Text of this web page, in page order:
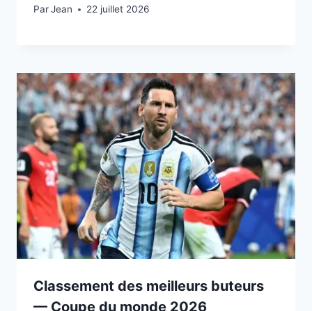
ParJean
22 juillet 202622 juillet 2026
Classement des meilleurs buteurs
— Coupe du monde 2026